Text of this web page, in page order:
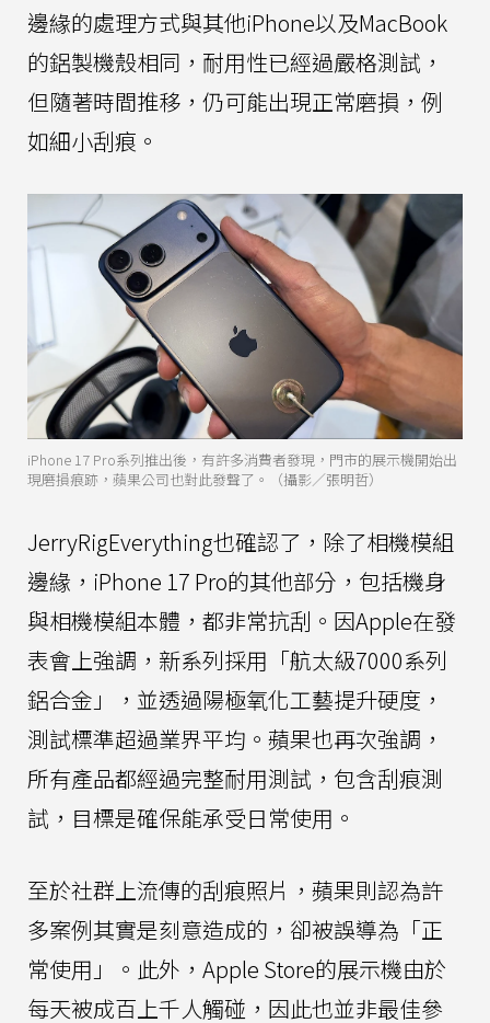
邊緣的處理方式與其他iPhone以及MacBook
的鋁製機殼相同，耐用性已經過嚴格測試，
但隨著時間推移，仍可能出現正常磨損，例
如細小刮痕。
iPhone 17 Pro系列推出後，有許多消費者發現，門市的展示機開始出
現磨損痕跡，蘋果公司也對此發聲了。（攝影／張明哲）
JerryRigEverything也確認了，除了相機模組
邊緣，iPhone 17 Pro的其他部分，包括機身
與相機模組本體，都非常抗刮。因Apple在發
表會上強調，新系列採用「航太級7000系列
鋁合金」，並透過陽極氧化工藝提升硬度，
測試標準超過業界平均。蘋果也再次強調，
所有產品都經過完整耐用測試，包含刮痕測
試，目標是確保能承受日常使用。
至於社群上流傳的刮痕照片，蘋果則認為許
多案例其實是刻意造成的，卻被誤導為「正
常使用」。此外，Apple Store的展示機由於
每天被成百上千人觸碰，因此也並非最佳參